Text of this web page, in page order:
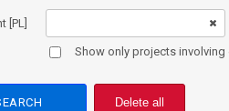
[PL]
Show only projects involving
Delete all